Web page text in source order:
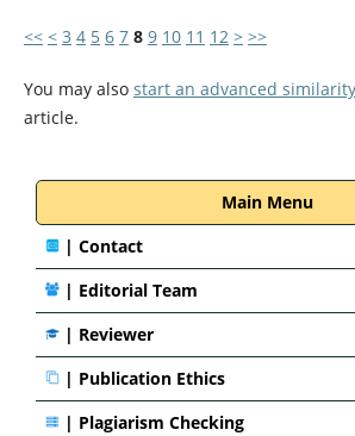
<< < 3 4 5 6 7 8 9 10 11 12 > >>
You may also start an advanced
article.
Main Menu
| Contact
| Editorial Team
| Reviewer
| Publication Ethics
| Plagiarism Checking